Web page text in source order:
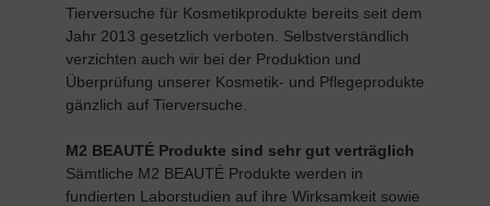
Tierversuche für Kosmetikprodukte bereits seit dem
Jahr 2013 gesetzlich verboten. Selbstverständlich
verzichten auch wir bei der Produktion und
Überprüfung unserer Kosmetik- und Pflegeprodukte
gänzlich auf Tierversuche.
M2 BEAUTÉ Produkte sind sehr gut verträglich
Sämtliche M2 BEAUTÉ Produkte werden in
fundierten Laborstudien auf ihre Wirksamkeit sowie